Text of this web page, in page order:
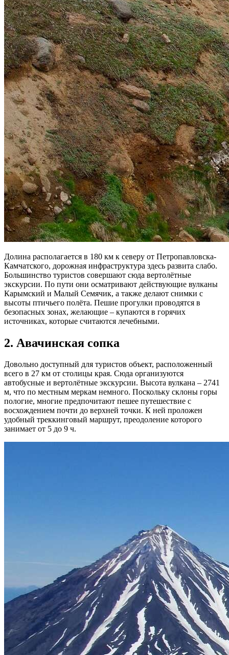
Долина располагается в 180 км к северу от Петропавловска-
Камчатского, дорожная инфраструктура здесь развита слабо.
Большинство туристов совершают сюда вертолётные
экскурсии. По пути они осматривают действующие вулканы
Карымский и Малый Семячик, а также делают снимки с
высоты птичьего полёта. Пешие прогулки проводятся в
безопасных зонах, желающие – купаются в горячих
источниках, которые считаются лечебными.
2. Авачинская сопка
Довольно доступный для туристов объект, расположенный
всего в 27 км от столицы края. Сюда организуются
автобусные и вертолётные экскурсии. Высота вулкана – 2741
м, что по местным меркам немного. Поскольку склоны горы
пологие, многие предпочитают пешее путешествие с
восхождением почти до верхней точки. К ней проложен
удобный треккинговый маршрут, преодоление которого
занимает от 5 до 9 ч.